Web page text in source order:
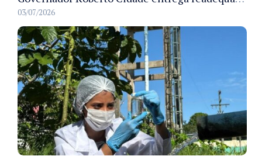
03/07/2026